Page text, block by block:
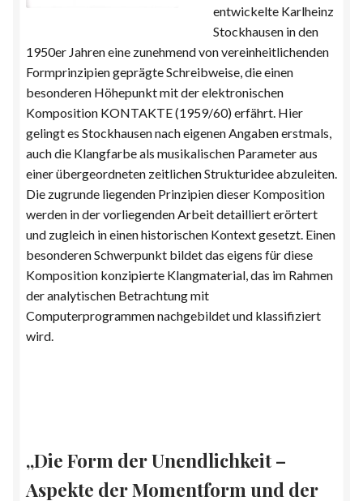
entwickelte Karlheinz
Stockhausen in den
1950er Jahren eine zunehmend von vereinheitlichenden
Formprinzipien geprägte Schreibweise, die einen
besonderen Höhepunkt mit der elektronischen
Komposition KONTAKTE (1959/60) erfährt. Hier
gelingt es Stockhausen nach eigenen Angaben erstmals,
auch die Klangfarbe als musikalischen Parameter aus
einer übergeordneten zeitlichen Strukturidee abzuleiten.
Die zugrunde liegenden Prinzipien dieser Komposition
werden in der vorliegenden Arbeit detailliert erörtert
und zugleich in einen historischen Kontext gesetzt. Einen
besonderen Schwerpunkt bildet das eigens für diese
Komposition konzipierte Klangmaterial, das im Rahmen
der analytischen Betrachtung mit
Computerprogrammen nachgebildet und klassifiziert
wird.
„Die Form der Unendlichkeit –
Aspekte der Momentform und der